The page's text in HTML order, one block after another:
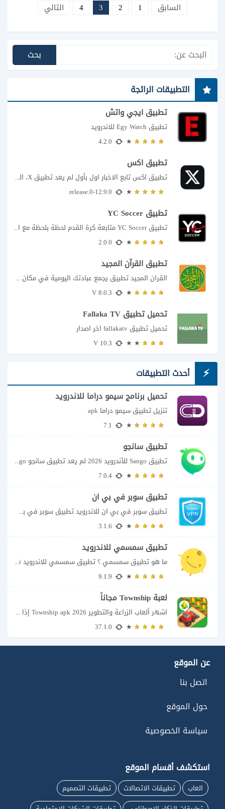
السابق 1
2
3
4 التالي
التطبيقات الرائجة
تطبيق ايجي واتش
تطبيق Egy Watch للاندرويد
تطبيق اكس
تطبيق اكس تابع الاخبار اول بأول لم يعد تطبيق X، المعروف سابقا باسم تويتر،...
تطبيق YC Soccer
تطبيق YC Soccer متابعة كرة القدم لحظة بلحظة مع اقتراب مباراة مصر والأرجنتين في...
تطبيق القرآن المجيد
القران المجيد تطبيق يجمع عبادتك اليومية في مكان واحد إذا كنت تبحث عن تطبيق...
تحميل تطبيق Fallaka TV
تحميل تطبيق fallakatv اخر اصدار
أحدث التطبيقات
تحميل برنامج سيمو دراما للاندرويد
تنزيل تطبيق سيمو دراما apk
تطبيق سانجو
تطبيق Sango للأندرويد 2026 لم يعد تطبيق سانجو Sango مجرد مساحة لإرسال الرسائل أو...
تطبيق سوبر في بي ان
تطبيق سوبر في بي ان للاندرويد تطبيق سوبر في بي ان من تطبيقات الشبكات...
تطبيق سمسمي للاندرويد
ما هو تطبيق سمسمي ؟ تطبيق سمسمي للاندرويد SimSimi هو برنامج دردشة افتراضية يسمح...
لعبة Township مجاناً
اشهر ألعاب الزراعة والتطوير Township apk 2026 إذا كنت تحب ألعاب الزراعة وبناء المدن،...
عن الموقع
اتصل بنا
حول الموقع
سياسة الخصوصية
استكشف أقسام الموقع
العاب تطبيقات الاتصالات
تطبيقات التصميم